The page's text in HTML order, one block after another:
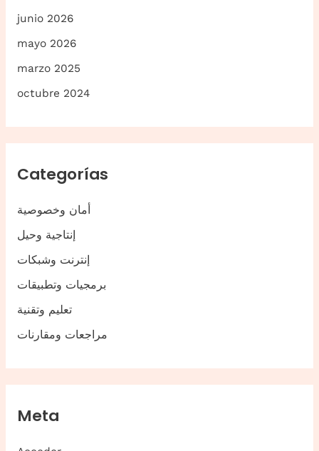
junio 2026
mayo 2026
marzo 2025
octubre 2024
Categorías
أمان وخصوصية
إنتاجية وحيل
إنترنت وشبكات
برمجيات وتطبيقات
تعليم وتقنية
مراجعات ومقارنات
Meta